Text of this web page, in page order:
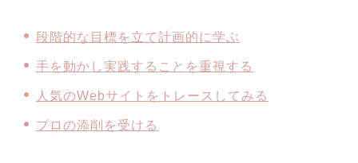
段階的な目標を立て計画的に学ぶ
手を動かし実践することを重視する
人気のWebサイトをトレースしてみる
プロの添削を受ける